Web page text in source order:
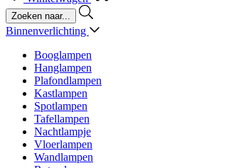
Binnenverlichting
Booglampen
Hanglampen
Plafondlampen
Kastlampen
Spotlampen
Tafellampen
Nachtlampje
Vloerlampen
Wandlampen